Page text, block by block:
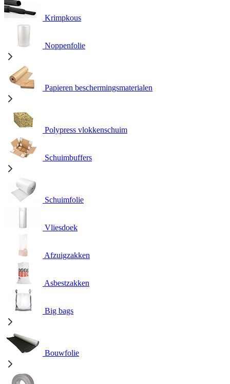
Krimpkous
Noppenfolie
Papieren beschermingsmaterialen
Polypress vlokkenschuim
Schuimbuffers
Schuimfolie
Vliesdoek
Afzuigzakken
Asbestzakken
Big bags
Bouwfolie